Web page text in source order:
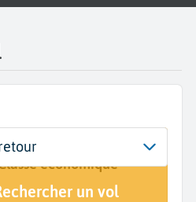
voyage
économique
un vol